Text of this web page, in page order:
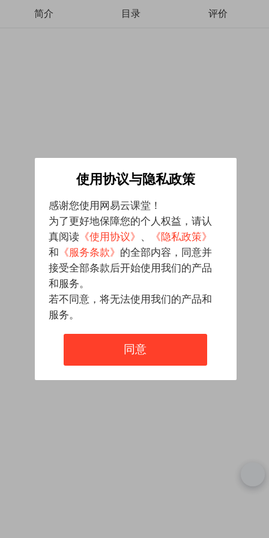
简介 目录 评价
使用协议与隐私政策
感谢您使用网易云课堂！
为了更好地保障您的个人权益，请认
真阅读 《使用协议》 、
《隐私政策》
和 《服务条款》 的全部内容，同意并
接受全部条款后开始使用我们的产品
和服务。
若不同意，将无法使用我们的产品和
服务。
同意